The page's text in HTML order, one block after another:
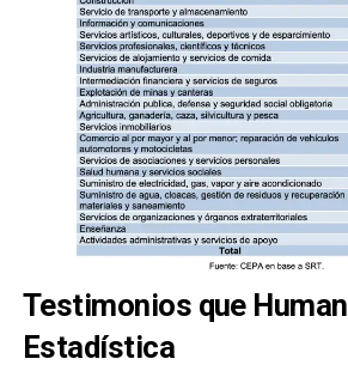
Testimonios que
Estadística